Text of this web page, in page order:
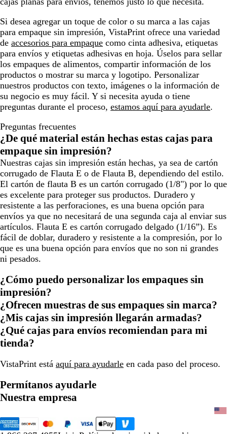
Si desea agregar un toque de color o su marca a las cajas
para empaque sin impresión, VistaPrint ofrece una variedad
de accesorios para empaque como cinta adhesiva, etiquetas
para envíos y etiquetas adhesivas en hoja. Úselos para sellar
los empaques de alimentos, compartir información de los
productos o mostrar su marca y logotipo. Personalizar
nuestros productos con texto, imágenes o la información de
su negocio es muy fácil. Y si necesita ayuda o tiene
preguntas durante el proceso, estamos aquí para ayudarle.
Preguntas frecuentes
¿De qué material están hechas estas cajas para
empaque sin impresión?
Nuestras cajas sin impresión están hechas, ya sea de cartón
corrugado de Flauta E o de Flauta B, dependiendo del estilo.
El cartón de flauta B es un cartón corrugado (1/8") por lo que
es excelente para proteger sus productos. Duradero y
resistente a las perforaciones, es una buena opción para
envíos ya que no necesitará de una segunda caja al enviar sus
artículos. Flauta E es cartón corrugado delgado (1/16”). Es
fácil de doblar, duradero y resistente a la compresión, por lo
que es una buena opción para envíos que no son ni grandes
ni pesados.
¿Cómo puedo personalizar los empaques sin
impresión?
¿Ofrecen muestras de sus empaques sin marca?
¿Mis cajas sin impresión llegarán armadas?
¿Qué cajas para envíos recomiendan para mi
tienda?
VistaPrint está aquí para ayudarle en cada paso del proceso.
Permítanos ayudarle
Nuestra empresa